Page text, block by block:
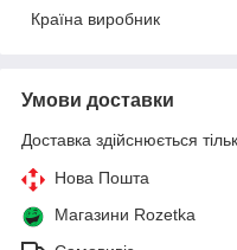
Країна виробник
Умови доставки
Доставка здійснюється
Нова Пошта
Магазини Rozetka